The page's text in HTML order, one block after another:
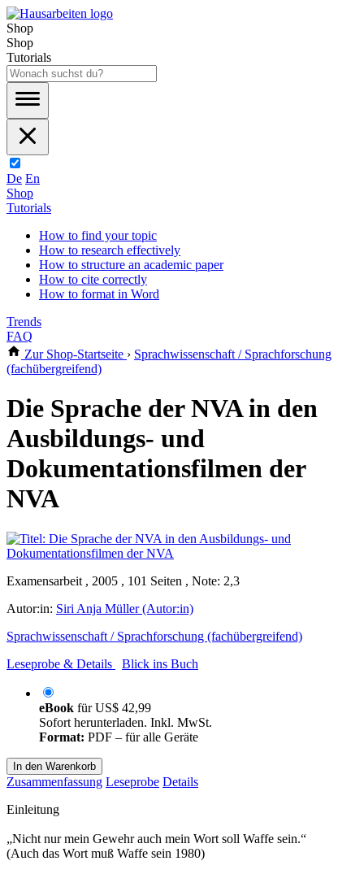
Shop
Shop
Tutorials
De En
Shop
Tutorials
How to find your topic
How to research effectively
How to structure an academic paper
How to cite correctly
How to format in Word
Trends
FAQ
Zur Shop-Startseite › Sprachwissenschaft / Sprachforschung
(fachübergreifend)
Die Sprache der NVA in den
Ausbildungs- und
Dokumentationsfilmen der
NVA
Examensarbeit , 2005 , 101 Seiten , Note: 2,3
Autor:in: Siri Anja Müller (Autor:in)
Sprachwissenschaft / Sprachforschung (fachübergreifend)
Leseprobe & Details
Blick ins Buch
eBook fürUS$ 42,99
Sofort herunterladen. Inkl. MwSt.
Format: PDF – für alle Geräte
In den Warenkorb
Zusammenfassung Leseprobe Details
Einleitung
„Nicht nur mein Gewehr auch mein Wort soll Waffe sein.“
(Auch das Wort muß Waffe sein 1980)